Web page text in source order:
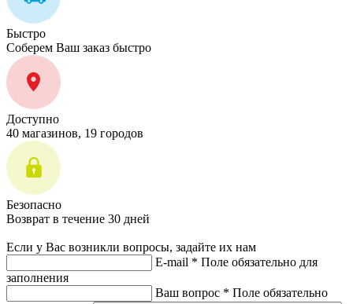
Быстро
Соберем Ваш заказ быстро
Доступно
40 магазинов, 19 городов
Безопасно
Возврат в течение 30 дней
Если у Вас возникли вопросы, задайте их нам
E-mail * Поле обязательно для
заполнения
Ваш вопрос * Поле обязательно